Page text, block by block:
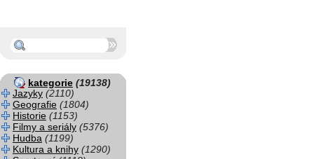
kategorie (19138)
Jazyky (2110)
Geografie (1804)
Historie (1153)
Filmy a seriály (5376)
Hudba (1199)
Kultura a knihy (1290)